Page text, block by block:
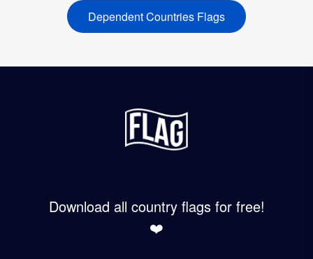
Dependent Countries Flags
Download all country flags for free!
❤️